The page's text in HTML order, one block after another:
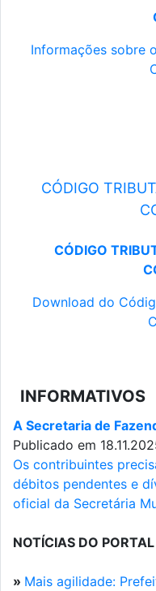
Informações sobre
CÓDIGO
CÓDIGO
Download do
INFORMATIVOS
A Secretaria de
Publicado em
Os contribuintes
débitos pendentes e
oficial da Secretária
NOTÍCIAS DO
» Mais agilidade: